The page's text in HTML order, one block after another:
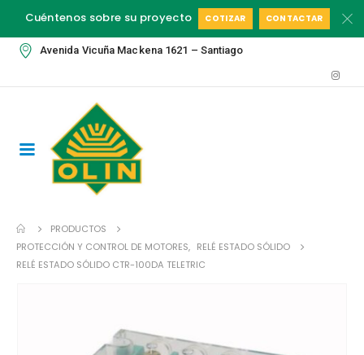
Cuéntenos sobre su proyecto COTIZAR CONTACTAR
Avenida Vicuña Mackena 1621 – Santiago
PRODUCTOS
PROTECCIÓN Y CONTROL DE MOTORES, RELÉ ESTADO SÓLIDO
RELÉ ESTADO SÓLIDO CTR-100DA TELETRIC